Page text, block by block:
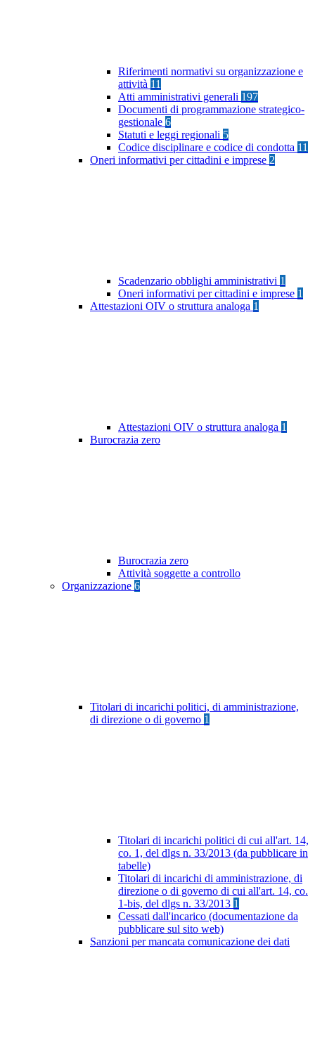
Riferimenti normativi su organizzazione e
attività 11
Atti amministrativi generali 197
Documenti di programmazione strategico-
gestionale 6
Statuti e leggi regionali 5
Codice disciplinare e codice di condotta 11
Oneri informativi per cittadini e imprese 2
Scadenzario obblighi amministrativi 1
Oneri informativi per cittadini e imprese 1
Attestazioni OIV o struttura analoga 1
Attestazioni OIV o struttura analoga 1
Burocrazia zero
Burocrazia zero
Attività soggette a controllo
Organizzazione 6
Titolari di incarichi politici, di amministrazione,
di direzione o di governo 1
Titolari di incarichi politici di cui all'art. 14,
co. 1, del dlgs n. 33/2013 (da pubblicare in
tabelle)
Titolari di incarichi di amministrazione, di
direzione o di governo di cui all'art. 14, co.
1-bis, del dlgs n. 33/2013 1
Cessati dall'incarico (documentazione da
pubblicare sul sito web)
Sanzioni per mancata comunicazione dei dati